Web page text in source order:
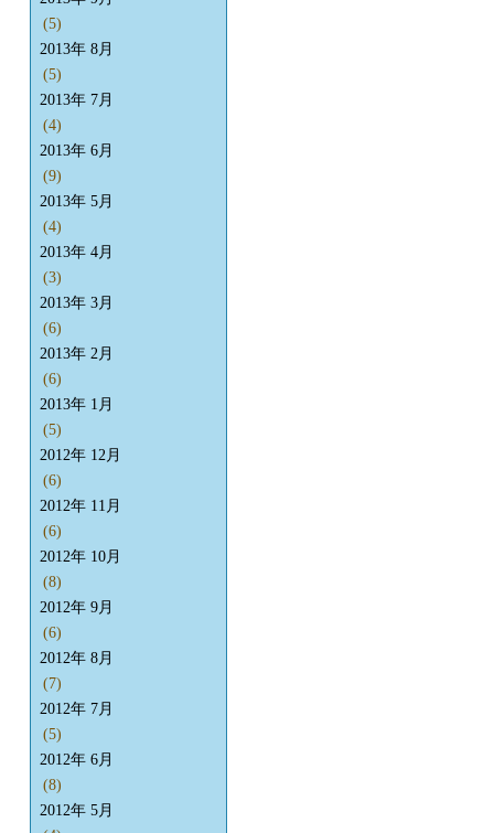
(5)
2013年 8月
(5)
2013年 7月
(4)
2013年 6月
(9)
2013年 5月
(4)
2013年 4月
(3)
2013年 3月
(6)
2013年 2月
(6)
2013年 1月
(5)
2012年 12月
(6)
2012年 11月
(6)
2012年 10月
(8)
2012年 9月
(6)
2012年 8月
(7)
2012年 7月
(5)
2012年 6月
(8)
2012年 5月